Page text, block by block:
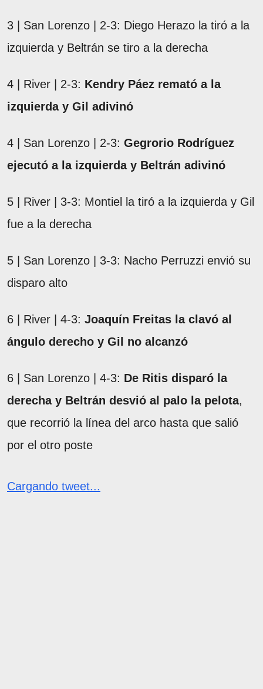
3 | San Lorenzo | 2-3: Diego Herazo la tiró a la
izquierda y Beltrán se tiro a la derecha
4 | River | 2-3: Kendry Páez remató a la
izquierda y Gil adivinó
4 | San Lorenzo | 2-3: Gegrorio Rodríguez
ejecutó a la izquierda y Beltrán adivinó
5 | River | 3-3: Montiel la tiró a la izquierda y Gil
fue a la derecha
5 | San Lorenzo | 3-3: Nacho Perruzzi envió su
disparo alto
6 | River | 4-3: Joaquín Freitas la clavó al
ángulo derecho y Gil no alcanzó
6 | San Lorenzo | 4-3: De Ritis disparó la
derecha y Beltrán desvió al palo la pelota,
que recorrió la línea del arco hasta que salió
por el otro poste
Cargando tweet...